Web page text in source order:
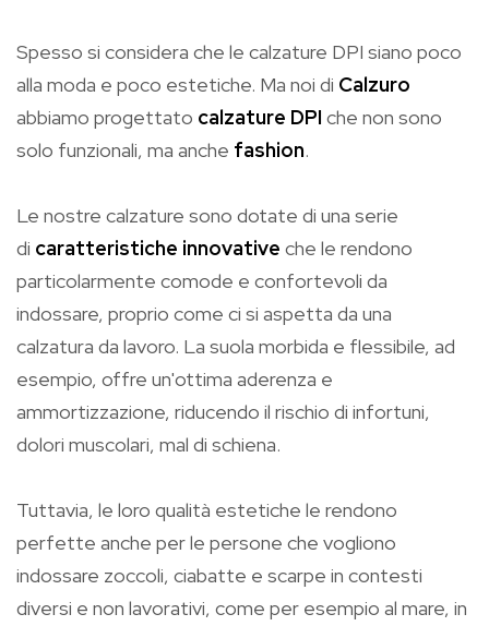
Spesso si considera che le calzature DPI siano poco
alla moda e poco estetiche. Ma noi di Calzuro
abbiamo progettato calzature DPI che non sono
solo funzionali, ma anche fashion.
Le nostre calzature sono dotate di una serie
di caratteristiche innovative che le rendono
particolarmente comode e confortevoli da
indossare, proprio come ci si aspetta da una
calzatura da lavoro. La suola morbida e flessibile, ad
esempio, offre un'ottima aderenza e
ammortizzazione, riducendo il rischio di infortuni,
dolori muscolari, mal di schiena.
Tuttavia, le loro qualità estetiche le rendono
perfette anche per le persone che vogliono
indossare zoccoli, ciabatte e scarpe in contesti
diversi e non lavorativi, come per esempio al mare, in